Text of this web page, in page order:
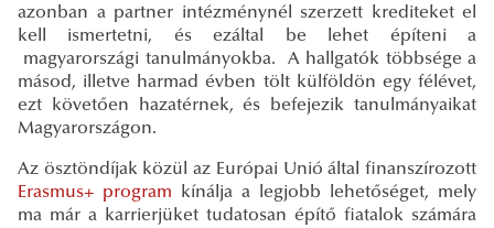
azonban a partner intézménynél szerzett krediteket el
kell ismertetni, és ezáltal be lehet építeni a
magyarországi tanulmányokba. A hallgatók többsége a
másod, illetve harmad évben tölt külföldön egy félévet,
ezt követően hazatérnek, és befejezik tanulmányaikat
Magyarországon.
Az ösztöndíjak közül az Európai Unió által finanszírozott
Erasmus+ program kínálja a legjobb lehetőséget, mely
ma már a karrierjüket tudatosan építő fiatalok számára